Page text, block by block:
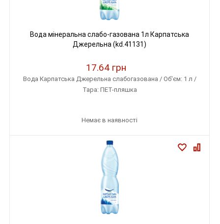
Вода мінеральна слабо-газована 1л Карпатська
Джерельна (kd.41131)
17.64 грн
Вода Карпатська Джерельна слабогазована / Об'єм: 1 л /
Тара: ПЕТ-пляшка
Немає в наявності